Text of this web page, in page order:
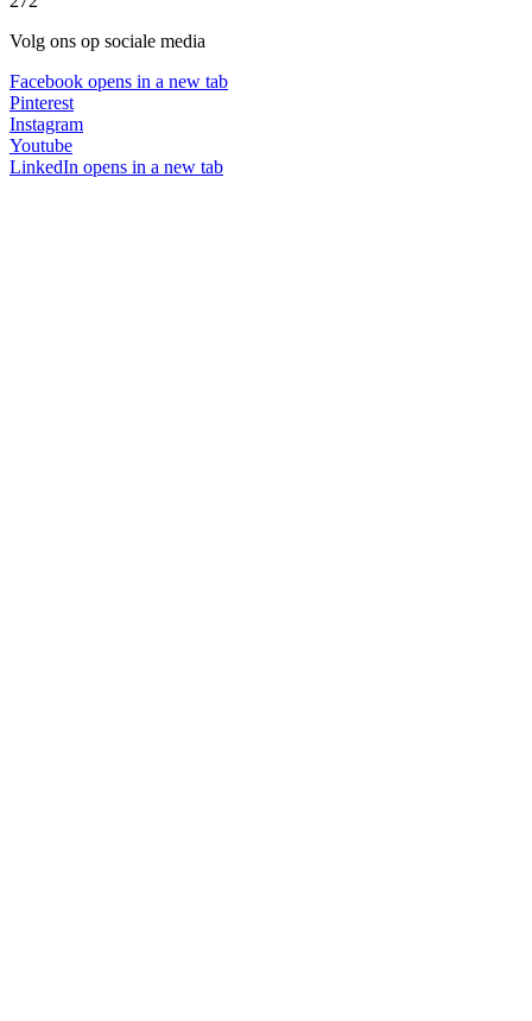
Volg ons op sociale media
Facebook opens in a new tab
Pinterest
Instagram
Youtube
LinkedIn opens in a new tab